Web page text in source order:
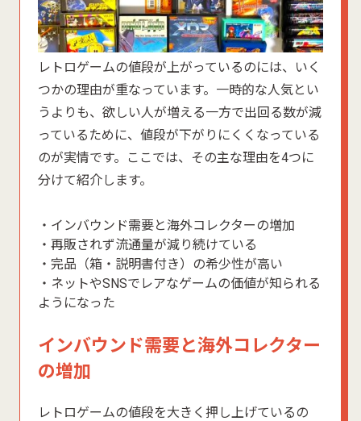
レトロゲームの値段が上がっているのには、いく
つかの理由が重なっています。一時的な人気とい
うよりも、欲しい人が増える一方で出回る数が減
っているために、値段が下がりにくくなっている
のが実情です。ここでは、その主な理由を4つに
分けて紹介します。
・インバウンド需要と海外コレクターの増加
・再販されず流通量が減り続けている
・完品（箱・説明書付き）の希少性が高い
・ネットやSNSでレアなゲームの価値が知られる
ようになった
インバウンド需要と海外コレクター
の増加
レトロゲームの値段を大きく押し上げているの